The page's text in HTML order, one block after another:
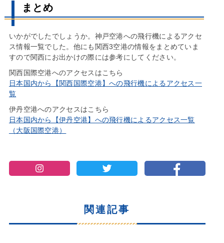
まとめ
いかがでしたでしょうか。神戸空港への飛行機によるアクセ
ス情報一覧でした。他にも関西3空港の情報をまとめていま
すので関西にお出かけの際には参考にしてください。
関西国際空港へのアクセスはこちら
日本国内から【関西国際空港】への飛行機によるアクセス一
覧
伊丹空港へのアクセスはこちら
日本国内から【伊丹空港】への飛行機によるアクセス一覧
（大阪国際空港）
関連記事